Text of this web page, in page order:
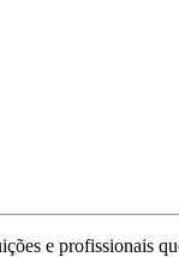
e profissionais